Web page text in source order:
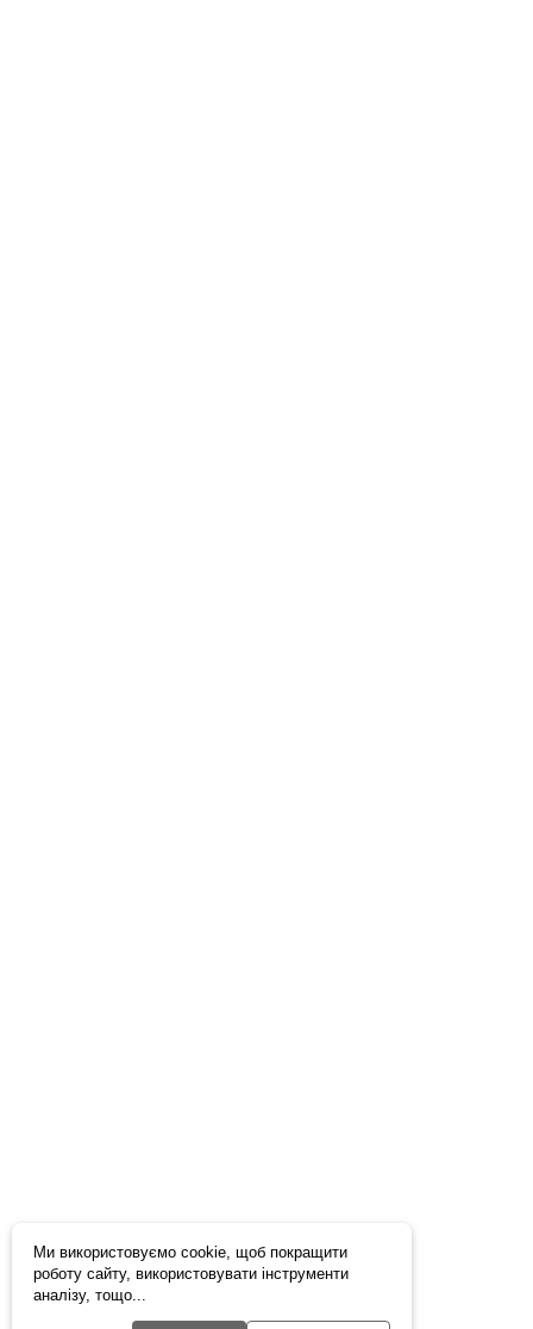
Ми використовуємо cookie, щоб покращити
роботу сайту, використовувати інструменти
аналізу, тощо...